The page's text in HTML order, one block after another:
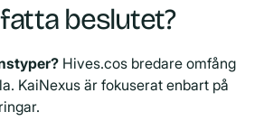
beslutet?
Hives.cos bredare omfång
KaiNexus är fokuserat enbart på